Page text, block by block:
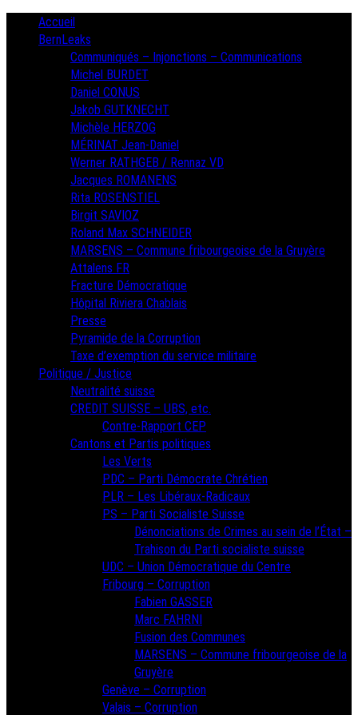
PrimaryAccueil
BernLeaks
Communiqués – Injonctions – Communications
Michel BURDET
Daniel CONUS
Jakob GUTKNECHT
Michèle HERZOG
MÉRINAT Jean-Daniel
Werner RATHGEB / Rennaz VD
Jacques ROMANENS
Rita ROSENSTIEL
Birgit SAVIOZ
Roland Max SCHNEIDER
MARSENS – Commune fribourgeoise de la Gruyère
Attalens FR
Fracture Démocratique
Hôpital Riviera Chablais
Presse
Pyramide de la Corruption
Taxe d’exemption du service militaire
Politique / Justice
Neutralité suisse
CREDIT SUISSE – UBS, etc.
Contre-Rapport CEP
Cantons et Partis politiques
Les Verts
PDC – Parti Démocrate Chrétien
PLR – Les Libéraux-Radicaux
PS – Parti Socialiste Suisse
Dénonciations de Crimes au sein de l’État –
Trahison du Parti socialiste suisse
UDC – Union Démocratique du Centre
Fribourg – Corruption
Fabien GASSER
Marc FAHRNI
Fusion des Communes
MARSENS – Commune fribourgeoise de la
Gruyère
Genève – Corruption
Valais – Corruption